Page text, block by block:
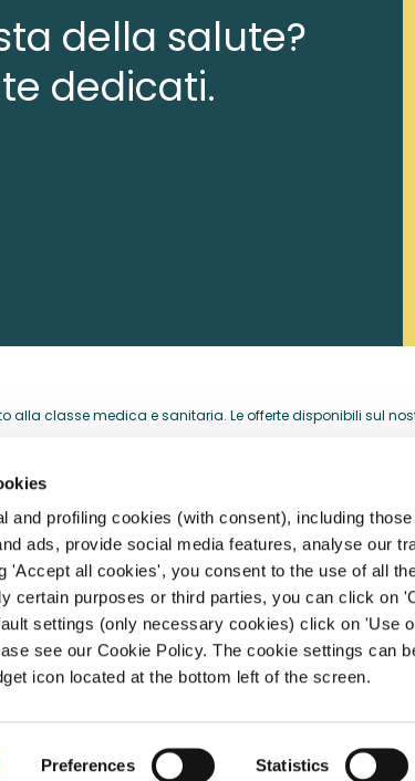
and profiling cookies (with consent), including
ads, provide social media features, analyse our
'Accept all cookies', you consent to the use of all
certain purposes or third parties, you can click on
settings (only necessary cookies) click on 'Use
see our Cookie Policy. The cookie settings can
icon located at the bottom left of the screen.
Preferences Statistics
della salute?
dedicati.
alla classe medica e sanitaria. Le offerte disponibili sul
storia
marchi
HELP
Spedizioni,
Pagamento
IVA 14304560965
policy